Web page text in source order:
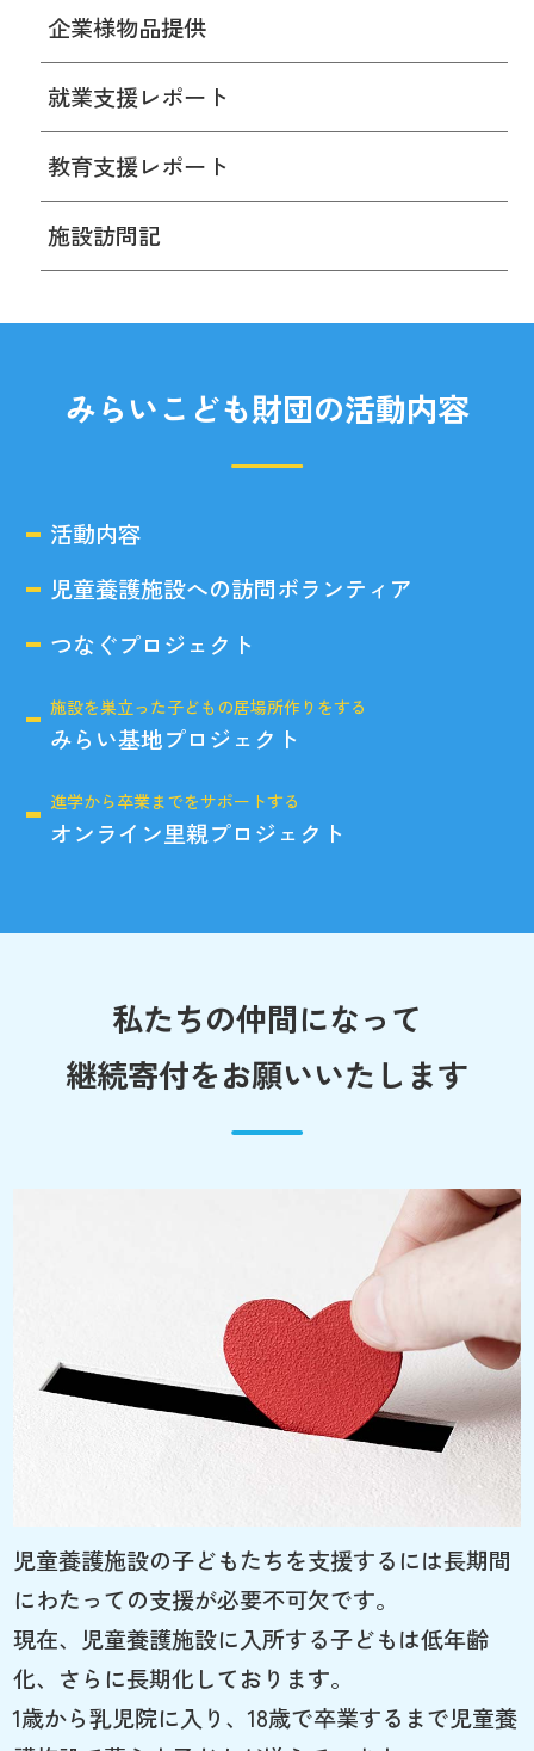
企業様物品提供
就業支援レポート
教育支援レポート
施設訪問記
みらいこども財団の活動内容
活動内容
児童養護施設への訪問ボランティア
つなぐプロジェクト
施設を巣立った子どもの居場所作りをする
みらい基地プロジェクト
進学から卒業までをサポートする
オンライン里親プロジェクト
私たちの仲間になって
継続寄付をお願いいたします
児童養護施設の子どもたちを支援するには長期間
にわたっての支援が必要不可欠です。
現在、児童養護施設に入所する子どもは低年齢
化、さらに長期化しております。
1歳から乳児院に入り、18歳で卒業するまで児童養